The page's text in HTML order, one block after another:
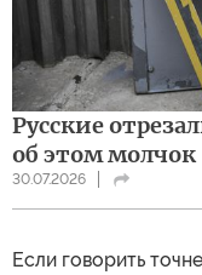
Русские
об этом молчок
30.07.2026
Если говорить